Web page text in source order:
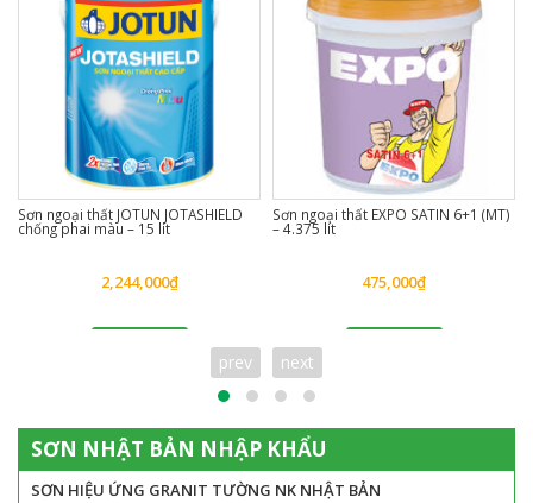
Sơn ngoại thất JOTUN JOTASHIELD
chống phai màu – 15 lít
2,244,000₫
Sơn ngoại thất EXPO SATIN 6+1 (MT)
– 4.375 lít
475,000₫
prev next
SƠN NHẬT BẢN NHẬP KHẨU
SƠN HIỆU ỨNG GRANIT TƯỜNG NK NHẬT BẢN